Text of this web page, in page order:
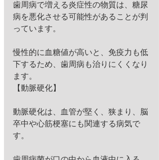
歯周病で増える炎症性の物質は、糖尿
病を悪化させる可能性があることが判
っています。
慢性的に血糖値が高いと、免疫力も低
下するため、歯周病も治りにくくなり
ます。
【動脈硬化】
動脈硬化は、血管が堅く、狭まり、脳
卒中や心筋梗塞にも関連する病気で
す。